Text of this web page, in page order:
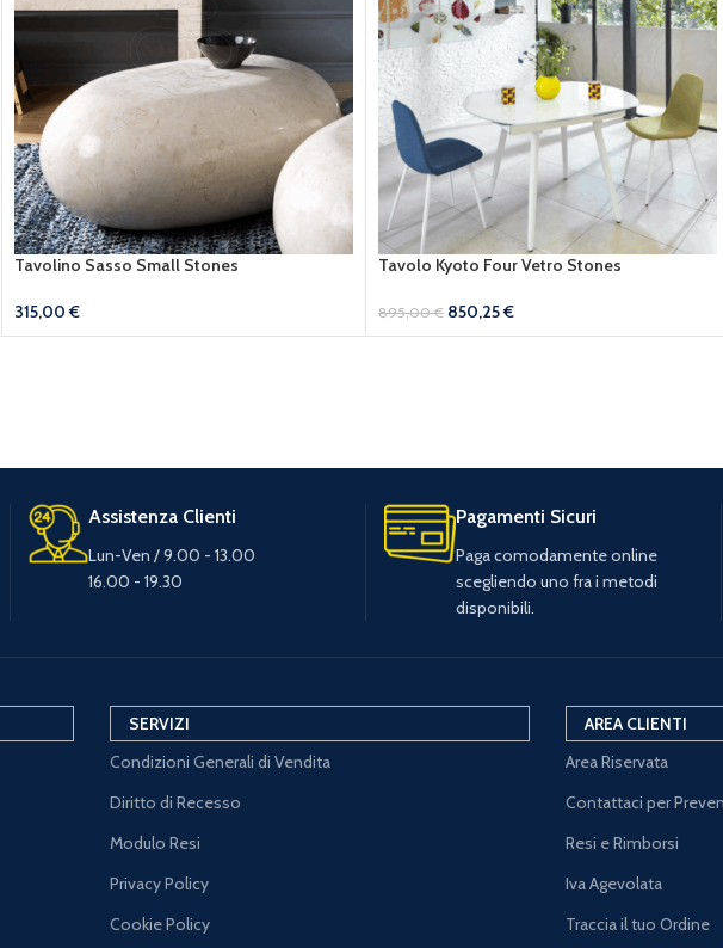
Tavolino Sasso Small Stones
315,00€
Tavolo Kyoto Four Vetro Stones
895,00€ 850,25€
Assistenza Clienti
Lun-Ven / 9.00 - 13.00
16.00 - 19.30
Pagamenti Sicuri
Paga comodamente online
scegliendo uno fra i metodi
disponibili.
SERVIZI
Condizioni Generali di Vendita
Diritto di Recesso
Modulo Resi
Privacy Policy
Cookie Policy
AREA CLIENTI
Area Riservata
Contattaci per
Resi e Rimborsi
Iva Agevolata
Traccia il tuo Ordine